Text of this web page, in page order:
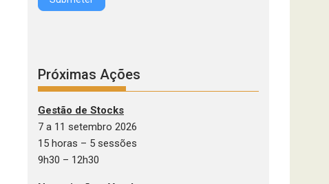
Próximas Ações
Gestão de Stocks
7 a 11 setembro 2026
15 horas – 5 sessões
9h30 – 12h30